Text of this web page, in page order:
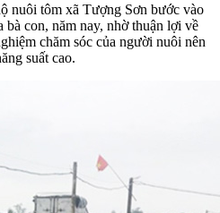
nuôi tôm xã Tượng Sơn bước vào
bà con, năm nay, nhờ thuận lợi về
chăm sóc của người nuôi nên
suất cao.